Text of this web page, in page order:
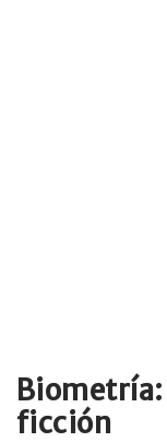
Biometría:
ficción